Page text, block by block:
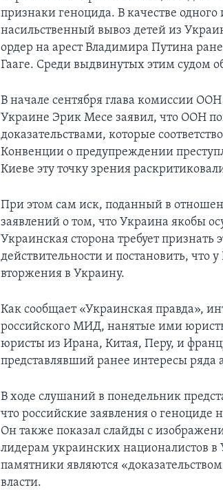
признаки геноцида. В качестве одного
насильственный вывоз детей из
ордер на арест Владимира Путина
Гааге. Среди выдвинутых этим судом
В начале сентября глава комиссии
Украине Эрик Месе заявил, что ООН
доказательствами, которые
Конвенции о предупреждении
Киеве эту точку зрения
При этом сам иск, поданный в
заявлений о том, что Украина якобы
Украинская сторона требует
действительности и постановить, что
вторжения в Украину.
Как сообщает «Украинская правда»,
российского МИД, нанятые ими
юристы из Ирана, Китая, Перу, и
представлявший ранее интересы ряда
В ходе слушаний в понедельник
что российские заявления о
Он также показал слайды с
лидерам украинских националистов
памятники являются
власти.